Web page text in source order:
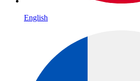
English